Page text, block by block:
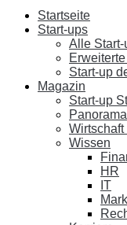
Startseite
Start-ups
Alle Start-
Start-up
Magazin
Start-up
Panorama
Wissen
HR
IT